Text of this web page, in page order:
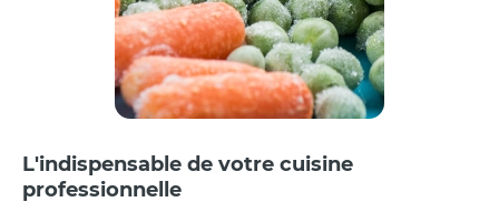
L'indispensable de votre cuisine
professionnelle